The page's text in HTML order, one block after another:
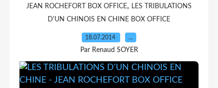
JEAN ROCHEFORT BOX OFFICE, LES TRIBULATIONS
D'UN CHINOIS EN CHINE BOX OFFICE
18.07.2014 …
Par Renaud SOYER